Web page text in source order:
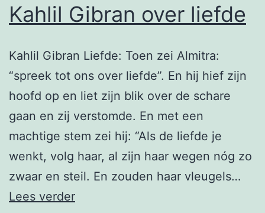
Kahlil Gibran over liefde
Kahlil Gibran Liefde: Toen zei Almitra:
“spreek tot ons over liefde”. En hij hief zijn
hoofd op en liet zijn blik over de schare
gaan en zij verstomde. En met een
machtige stem zei hij: “Als de liefde je
wenkt, volg haar, al zijn haar wegen nóg zo
zwaar en steil. En zouden haar vleugels…
Lees verderKahlil